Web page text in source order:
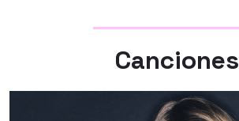
Canciones